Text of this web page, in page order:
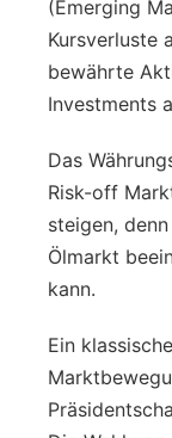
(Emerging
Kursverluste
bewährte
Investments
Das
Risk-off
steigen,
Ölmarkt
kann.
Ein